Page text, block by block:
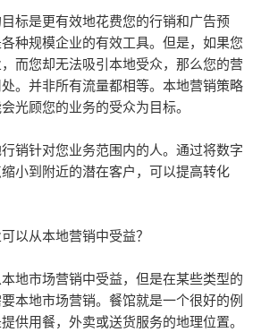
标是更有效地花费您的行销和广告预
种规模企业的有效工具。但是，如果您
而您却无法吸引本地受众，那么您的营
。并非所有流量都相等。本地营销策略
光顾您的业务的受众为目标。
销针对您业务范围内的人。通过将数字
小到附近的潜在客户，可以提高转化
以从本地营销中受益？
地市场营销中受益，但是在某些类型的
本地市场营销。餐馆就是一个很好的例
供用餐，外卖或送货服务的地理位置。